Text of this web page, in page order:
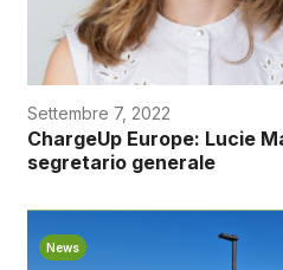
Settembre 7, 2022
ChargeUp Europe: Lucie
segretario generale
News